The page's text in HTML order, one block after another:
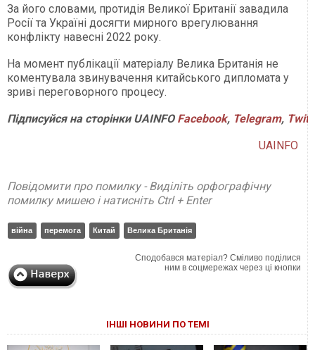
За його словами, протидія Великої Британії завадила
Росії та Україні досягти мирного врегулювання
конфлікту навесні 2022 року.
На момент публікації матеріалу Велика Британія не
коментувала звинувачення китайського дипломата у
зриві переговорного процесу.
Підписуйся на сторінки UAINFO Facebook, Telegram,
UAINFO
Повідомити про помилку - Виділіть орфографічну
помилку мишею і натисніть Ctrl + Enter
війна перемога Китай Велика Британія
Сподобався матеріал? Сміливо поділися
ним в соцмережах через ці кнопки
ІНШІ НОВИНИ ПО ТЕМІ